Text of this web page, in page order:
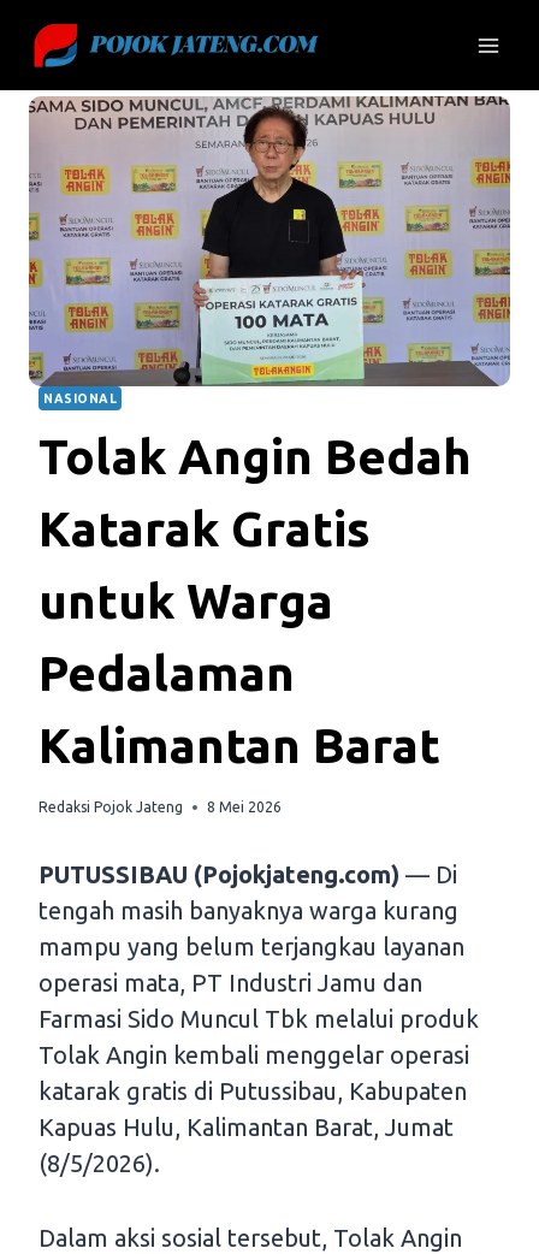
content
NASIONAL
Tolak Angin Bedah
Katarak Gratis
untuk Warga
Pedalaman
Kalimantan Barat
Redaksi Pojok Jateng 8 Mei 2026
PUTUSSIBAU (Pojokjateng.com) — Di
tengah masih banyaknya warga kurang
mampu yang belum terjangkau layanan
operasi mata, PT Industri Jamu dan
Farmasi Sido Muncul Tbk melalui produk
Tolak Angin kembali menggelar operasi
katarak gratis di Putussibau, Kabupaten
Kapuas Hulu, Kalimantan Barat, Jumat
(8/5/2026).
Dalam aksi sosial tersebut, Tolak Angin